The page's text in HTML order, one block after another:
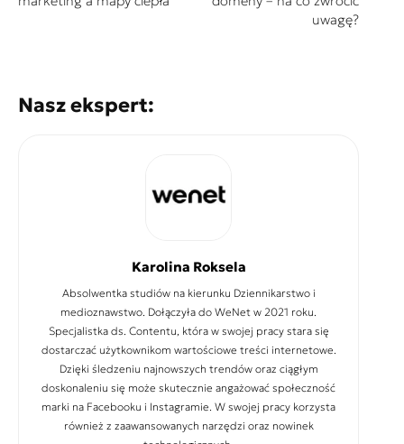
uwagę?
Nasz ekspert:
Karolina Roksela
Absolwentka studiów na kierunku Dziennikarstwo i
medioznawstwo. Dołączyła do WeNet w 2021 roku.
Specjalistka ds. Contentu, która w swojej pracy stara się
dostarczać użytkownikom wartościowe treści internetowe.
Dzięki śledzeniu najnowszych trendów oraz ciągłym
doskonaleniu się może skutecznie angażować społeczność
marki na Facebooku i Instagramie. W swojej pracy korzysta
również z zaawansowanych narzędzi oraz nowinek